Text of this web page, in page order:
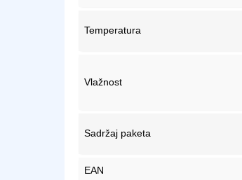
Temperatura
Vlažnost
Sadržaj paketa
EAN